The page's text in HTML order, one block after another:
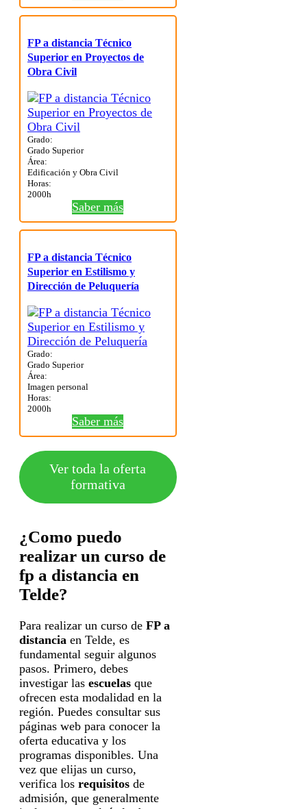
FP a distancia Técnico
Superior en Proyectos de
Obra Civil
Grado:
Grado Superior
Área:
Edificación y Obra Civil
Horas:
2000h
Saber más
FP a distancia Técnico
Superior en Estilismo y
Dirección de Peluquería
Grado:
Grado Superior
Área:
Imagen personal
Horas:
2000h
Saber más
Ver toda la oferta
formativa
¿Como puedo
realizar un curso de
fp a distancia en
Telde?
Para realizar un curso de FP a
distancia en Telde, es
fundamental seguir algunos
pasos. Primero, debes
investigar las escuelas que
ofrecen esta modalidad en la
región. Puedes consultar sus
páginas web para conocer la
oferta educativa y los
programas disponibles. Una
vez que elijas un curso,
verifica los requisitos de
admisión, que generalmente